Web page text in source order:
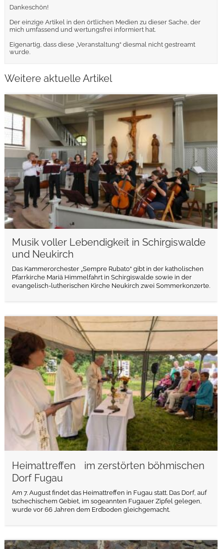
Dankeschön!
Der einzige Artikel in den örtlichen Medien zu dieser Sache, der
mich umfassend und wertungsfrei informiert hat.
Eigenartig, dass diese „Veranstaltung“ diesmal nicht gestreamt
wurde.
Weitere aktuelle Artikel
Musik voller Lebendigkeit in Schirgiswalde
und Neukirch
Das Kammerorchester „Sempre Rubato“ gibt in der katholischen
Pfarrkirche Mariä Himmelfahrt in Schirgiswalde sowie in der
evangelisch-lutherischen Kirche Neukirch zwei Sommerkonzerte.
weiterlesen
Heimattreffen im zerstörten böhmischen
Dorf Fugau
Am 7. August findet das Heimattreffen in Fugau statt. Das Dorf, auf
tschechischem Gebiet, im sogeannten Fugauer Zipfel gelegen,
wurde vor 66 Jahren dem Erdboden gleichgemacht.
weiterlesen